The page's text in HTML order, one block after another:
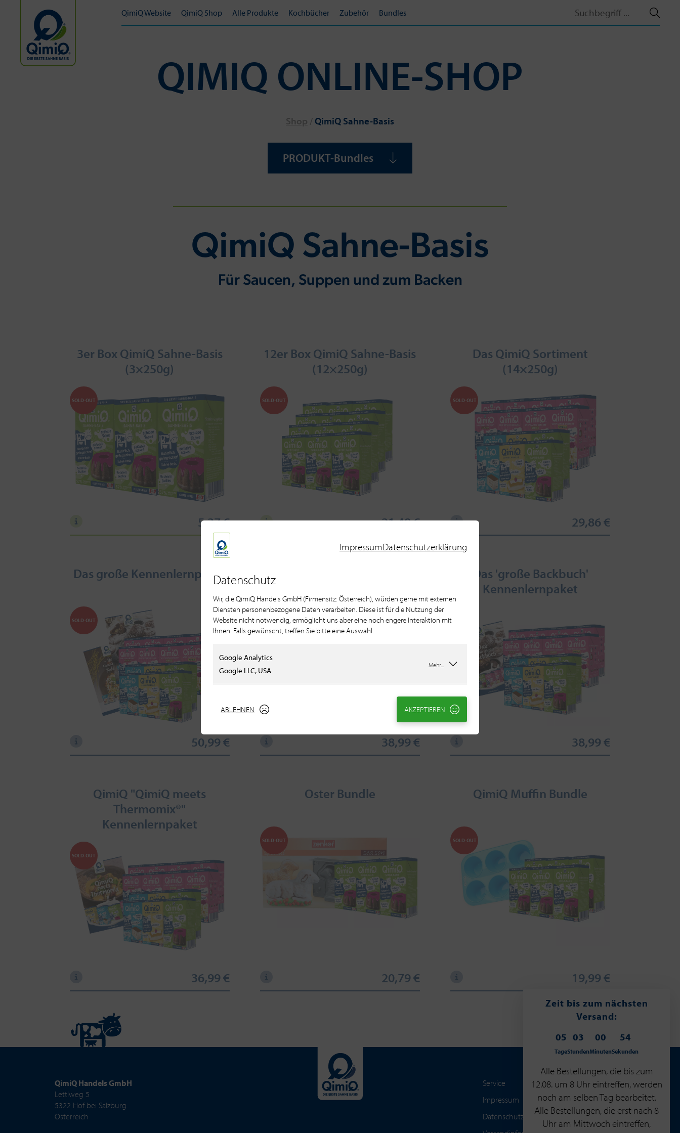
QimiQ Website QimiQ Shop Alle Produkte Kochbücher Zubehör Bundles
Search
for:
QIMIQ ONLINE-SHOP
QimiQ Sahne-Basis
PRODUKT-Bundles
QimiQ Sahne-Basis
Für Saucen, Suppen und zum Backen
3er Box QimiQ Sahne-Basis
(3×250g)
SOLD-OUT
5,37 €
12er Box QimiQ Sahne-Basis
(12×250g)
SOLD-OUT
21,48 €
Das QimiQ Sortiment
(14×250g)
SOLD-OUT
29,86 €
Das große Kennenlernpaket
SOLD-OUT
50,99 €
SOLD-OUT
38,99 €
Das 'große Backbuch'
Kennenlernpaket
38,99 €
QimiQ "QimiQ meets
Thermomix®"
Kennenlernpaket
SOLD-OUT
36,99 €
Oster Bundle
SOLD-OUT
20,79 €
QimiQ Muffin Bundle
SOLD-OUT
19,99 €
QimiQ Handels GmbH
Lettlweg 5
5322 Hof bei Salzburg
Österreich
Service
Impressum
Datenschutzerklärung
Zeit bis zum nächsten
Versand:
05
Tage
03
Stunden
00
Minuten
53
Sekunden
Alle Bestellungen, die bis zum
12.08. um 8 Uhr eintreffen, werden
noch am selben Tag bearbeitet.
Alle Bestellungen, die erst nach 8
Uhr am Mittwoch eintreffen,
ImpressumDatenschutzerklärung
Datenschutz
Wir, die QimiQ Handels GmbH (Firmensitz: Österreich), würden gerne mit externen
Diensten personenbezogene Daten verarbeiten. Diese ist für die Nutzung der
Website nicht notwendig, ermöglicht uns aber eine noch engere Interaktion mit
Ihnen. Falls gewünscht, treffen Sie bitte eine Auswahl:
Google Analytics
Google LLC, USA
Mehr...
ABLEHNEN AKZEPTIEREN